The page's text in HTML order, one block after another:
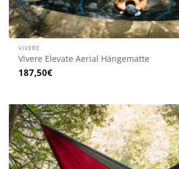
VIVERE
Vivere Elevate Aerial Hängematte
187,50€